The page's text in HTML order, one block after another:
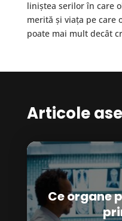
liniștea serilor în care
merită și viața pe care
poate mai mult decât
Articole
Ce organe